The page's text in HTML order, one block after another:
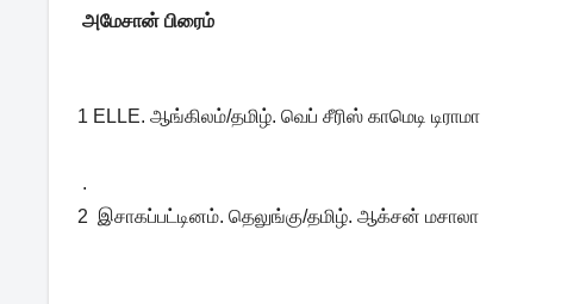
அமேசான் பிரைம்
1 ELLE. ஆங்கிலம்/தமிழ். வெப் சீரிஸ் காமெடி டிராமா
.
2 இசாகப்பட்டினம். தெலுங்கு/தமிழ். ஆக்சன் மசாலா